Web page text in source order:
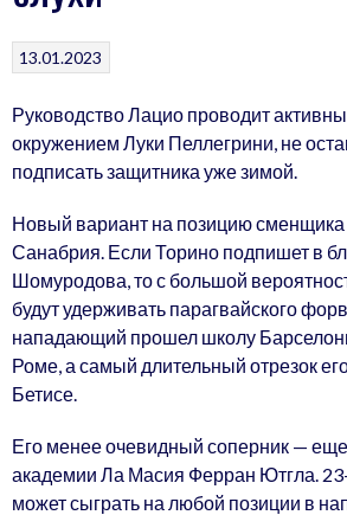
13.01.2023
Руководство Лацио проводит
окружением Луки Пеллегрини, не
подписать защитника уже зимой.
Новый вариант на позицию
Санабрия. Если Торино подпишет в
Шомуродова, то с большой
будут удерживать парагвайского
нападающий прошел школу
Роме, а самый длительный отрезок
Бетисе.
Его менее очевидный соперник —
академии Ла Масия Ферран Ютгла.
может сыграть на любой позиции в